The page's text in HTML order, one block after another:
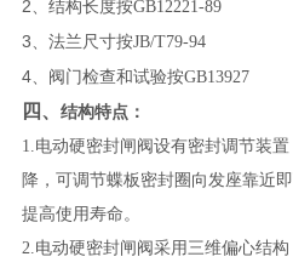
2 、结构长度按GB12221-89
3 、法兰尺寸按JB/T79-94
4、阀门检查和试验按GB13927
四、 结构特点：
1 .电动硬密封闸阀设有密封调节装
降，可调节蝶板密封圈向发座靠近
提高使用寿命。
2.电动硬密封闸阀采用三维偏心结